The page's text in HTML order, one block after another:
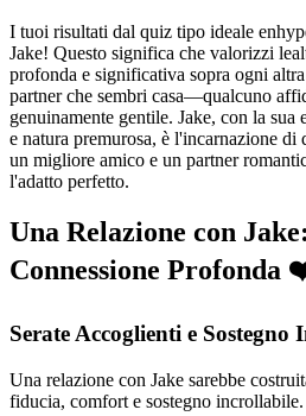
I tuoi risultati dal quiz tipo ideale
Jake! Questo significa che valorizzi
profonda e significativa sopra ogni
partner che sembri casa—qualcuno
genuinamente gentile. Jake, con la
e natura premurosa, è l'incarnazione di
un migliore amico e un partner
l'adatto perfetto.
Una Relazione con
Connessione Profonda
Serate Accoglienti e Sostegno
Una relazione con Jake sarebbe
fiducia, comfort e sostegno incrollabile.